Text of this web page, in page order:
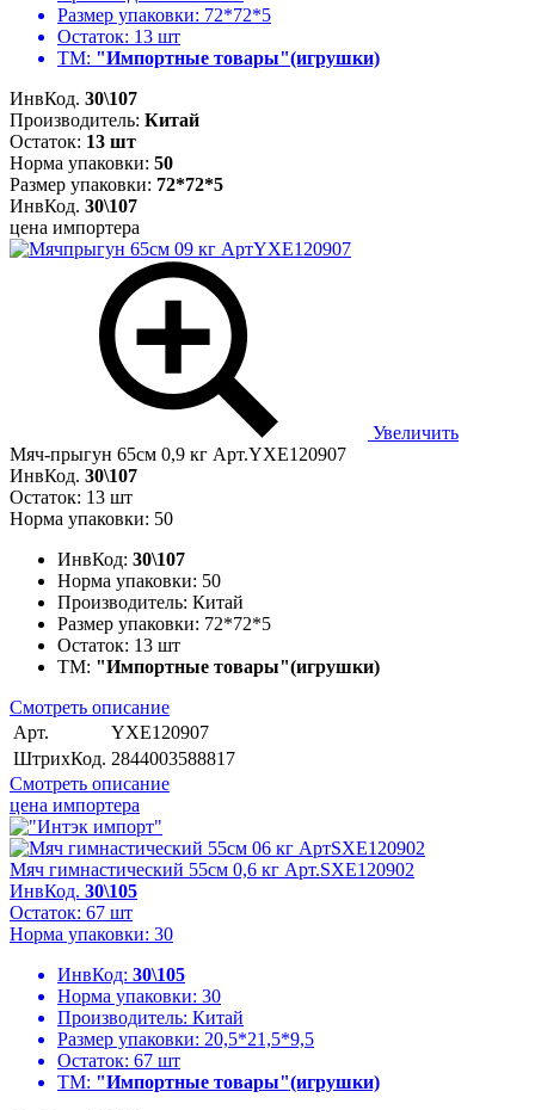
Размер упаковки: 72*72*5
Остаток: 13 шт
ТМ: "Импортные товары"(игрушки)
ИнвКод. 30\107
Производитель: Китай
Остаток: 13 шт
Норма упаковки: 50
Размер упаковки: 72*72*5
ИнвКод. 30\107
цена импортера
Увеличить
Мяч-прыгун 65см 0,9 кг Арт.YXE120907
ИнвКод. 30\107
Остаток: 13 шт
Норма упаковки: 50
ИнвКод: 30\107
Норма упаковки: 50
Производитель: Китай
Размер упаковки: 72*72*5
Остаток: 13 шт
ТМ: "Импортные товары"(игрушки)
Смотреть описание
Арт.
YXE120907
ШтрихКод. 2844003588817
Смотреть описание
цена импортера
Мяч гимнастический 55см 0,6 кг Арт.SXE120902
ИнвКод. 30\105
Остаток: 67 шт
Норма упаковки: 30
ИнвКод: 30\105
Норма упаковки: 30
Производитель: Китай
Размер упаковки: 20,5*21,5*9,5
Остаток: 67 шт
ТМ: "Импортные товары"(игрушки)